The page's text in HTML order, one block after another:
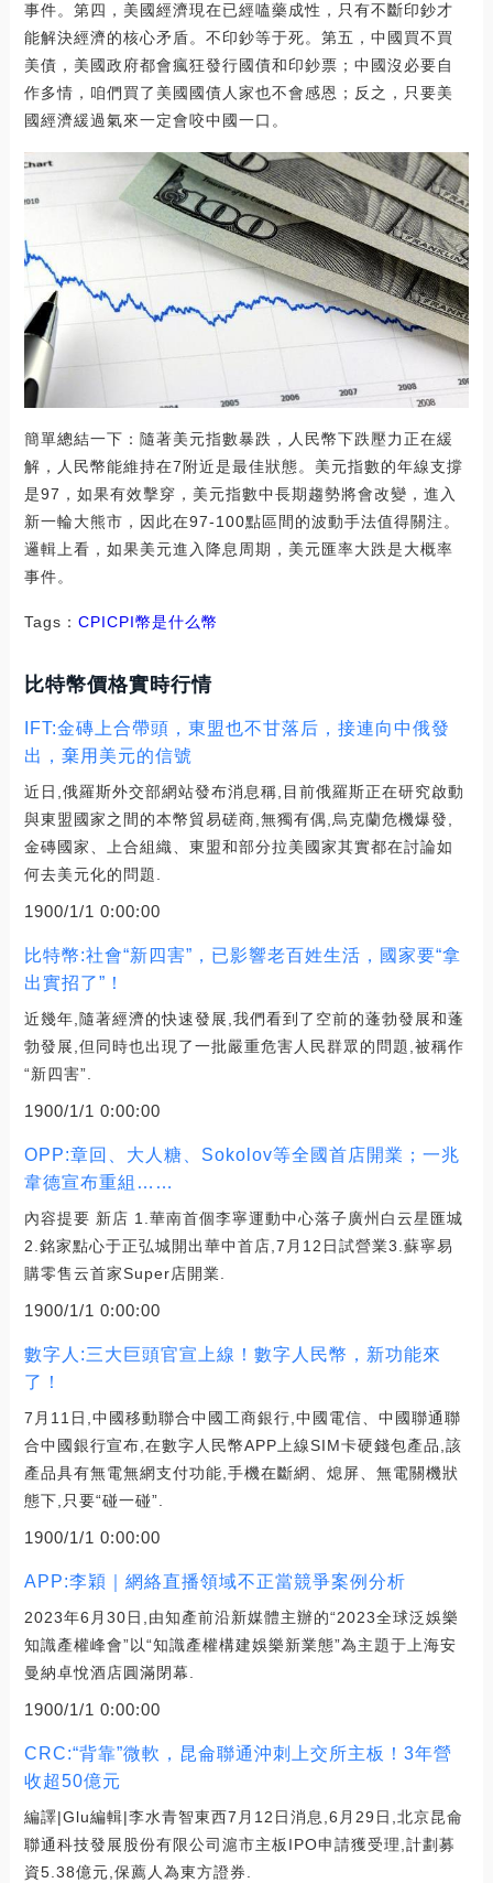
事件。第四，美國經濟現在已經嗑藥成性，只有不斷印鈔才
能解決經濟的核心矛盾。不印鈔等于死。第五，中國買不買
美債，美國政府都會瘋狂發行國債和印鈔票；中國沒必要自
作多情，咱們買了美國國債人家也不會感恩；反之，只要美
國經濟緩過氣來一定會咬中國一口。
簡單總結一下：隨著美元指數暴跌，人民幣下跌壓力正在緩
解，人民幣能維持在7附近是最佳狀態。美元指數的年線支撐
是97，如果有效擊穿，美元指數中長期趨勢將會改變，進入
新一輪大熊市，因此在97-100點區間的波動手法值得關注。
邏輯上看，如果美元進入降息周期，美元匯率大跌是大概率
事件。
Tags： CPICPI幣是什么幣
比特幣價格實時行情
IFT:金磚上合帶頭，東盟也不甘落后，接連向中俄發
出，棄用美元的信號
近日,俄羅斯外交部網站發布消息稱,目前俄羅斯正在研究啟動
與東盟國家之間的本幣貿易磋商,無獨有偶,烏克蘭危機爆發,
金磚國家、上合組織、東盟和部分拉美國家其實都在討論如
何去美元化的問題.
1900/1/1 0:00:00
比特幣:社會“新四害”，已影響老百姓生活，國家要“拿
出實招了”！
近幾年,隨著經濟的快速發展,我們看到了空前的蓬勃發展和蓬
勃發展,但同時也出現了一批嚴重危害人民群眾的問題,被稱作
“新四害”.
1900/1/1 0:00:00
OPP:章回、大人糖、Sokolov等全國首店開業；一兆
韋德宣布重組……
內容提要 新店 1.華南首個李寧運動中心落子廣州白云星匯城
2.銘家點心于正弘城開出華中首店,7月12日試營業3.蘇寧易
購零售云首家Super店開業.
1900/1/1 0:00:00
數字人:三大巨頭官宣上線！數字人民幣，新功能來
了！
7月11日,中國移動聯合中國工商銀行,中國電信、中國聯通聯
合中國銀行宣布,在數字人民幣APP上線SIM卡硬錢包產品,該
產品具有無電無網支付功能,手機在斷網、熄屏、無電關機狀
態下,只要“碰一碰”.
1900/1/1 0:00:00
APP:李穎｜網絡直播領域不正當競爭案例分析
2023年6月30日,由知產前沿新媒體主辦的“2023全球泛娛樂
知識產權峰會”以“知識產權構建娛樂新業態”為主題于上海安
曼納卓悅酒店圓滿閉幕.
1900/1/1 0:00:00
CRC:“背靠”微軟，昆侖聯通沖刺上交所主板！3年營
收超50億元
編譯|Glu編輯|李水青智東西7月12日消息,6月29日,北京昆侖
聯通科技發展股份有限公司滬市主板IPO申請獲受理,計劃募
資5.38億元,保薦人為東方證券.